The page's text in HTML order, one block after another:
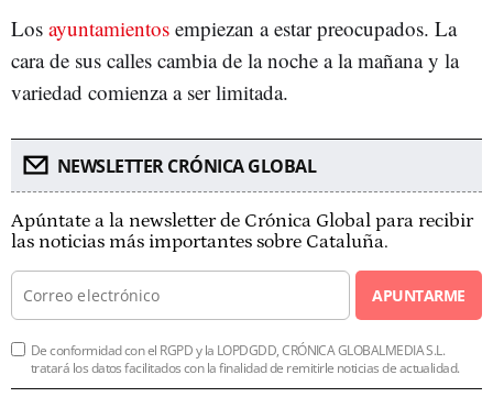
Los ayuntamientos empiezan a estar preocupados. La
cara de sus calles cambia de la noche a la mañana y la
variedad comienza a ser limitada.
NEWSLETTER CRÓNICA GLOBAL
Apúntate a la newsletter de Crónica Global para recibir
las noticias más importantes sobre Cataluña.
APUNTARME
De conformidad con el RGPD y la LOPDGDD, CRÓNICA GLOBALMEDIA S.L.
tratará los datos facilitados con la finalidad de remitirle noticias de actualidad.